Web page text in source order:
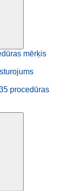
mērķis
procedūras